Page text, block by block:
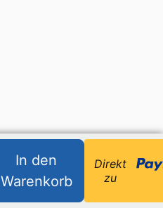
In den
Warenkorb
Direkt
zu